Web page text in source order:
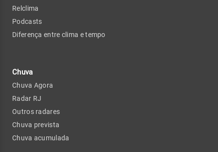
Relclima
Podcasts
Diferença entre clima e tempo
Chuva
Chuva Agora
Radar RJ
Outros radares
Chuva prevista
Chuva acumulada